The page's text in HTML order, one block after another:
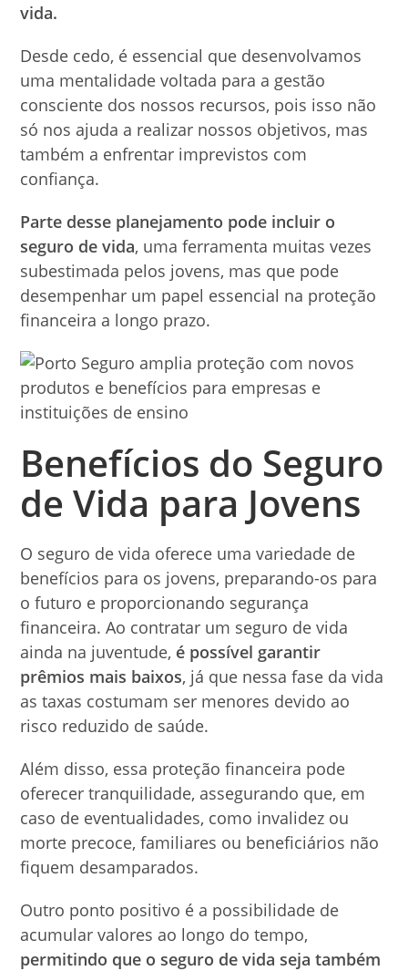
vida.
Desde cedo, é essencial que desenvolvamos
uma mentalidade voltada para a gestão
consciente dos nossos recursos, pois isso não
só nos ajuda a realizar nossos objetivos, mas
também a enfrentar imprevistos com
confiança.
Parte desse planejamento pode incluir o
seguro de vida, uma ferramenta muitas vezes
subestimada pelos jovens, mas que pode
desempenhar um papel essencial na proteção
financeira a longo prazo.
Benefícios do Seguro
de Vida para Jovens
O seguro de vida oferece uma variedade de
benefícios para os jovens, preparando-os para
o futuro e proporcionando segurança
financeira. Ao contratar um seguro de vida
ainda na juventude, é possível garantir
prêmios mais baixos, já que nessa fase da vida
as taxas costumam ser menores devido ao
risco reduzido de saúde.
Além disso, essa proteção financeira pode
oferecer tranquilidade, assegurando que, em
caso de eventualidades, como invalidez ou
morte precoce, familiares ou beneficiários não
fiquem desamparados.
Outro ponto positivo é a possibilidade de
acumular valores ao longo do tempo,
permitindo que o seguro de vida seja também